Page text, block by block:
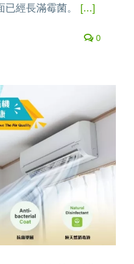
已經長滿霉菌。 [...]
0